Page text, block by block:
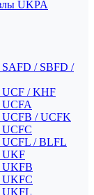
UKPA
/ SBFD /
UCF / KHF
/ UCFK
UCFL / BLFL
UKF
UKFB
UKFC
UKFL